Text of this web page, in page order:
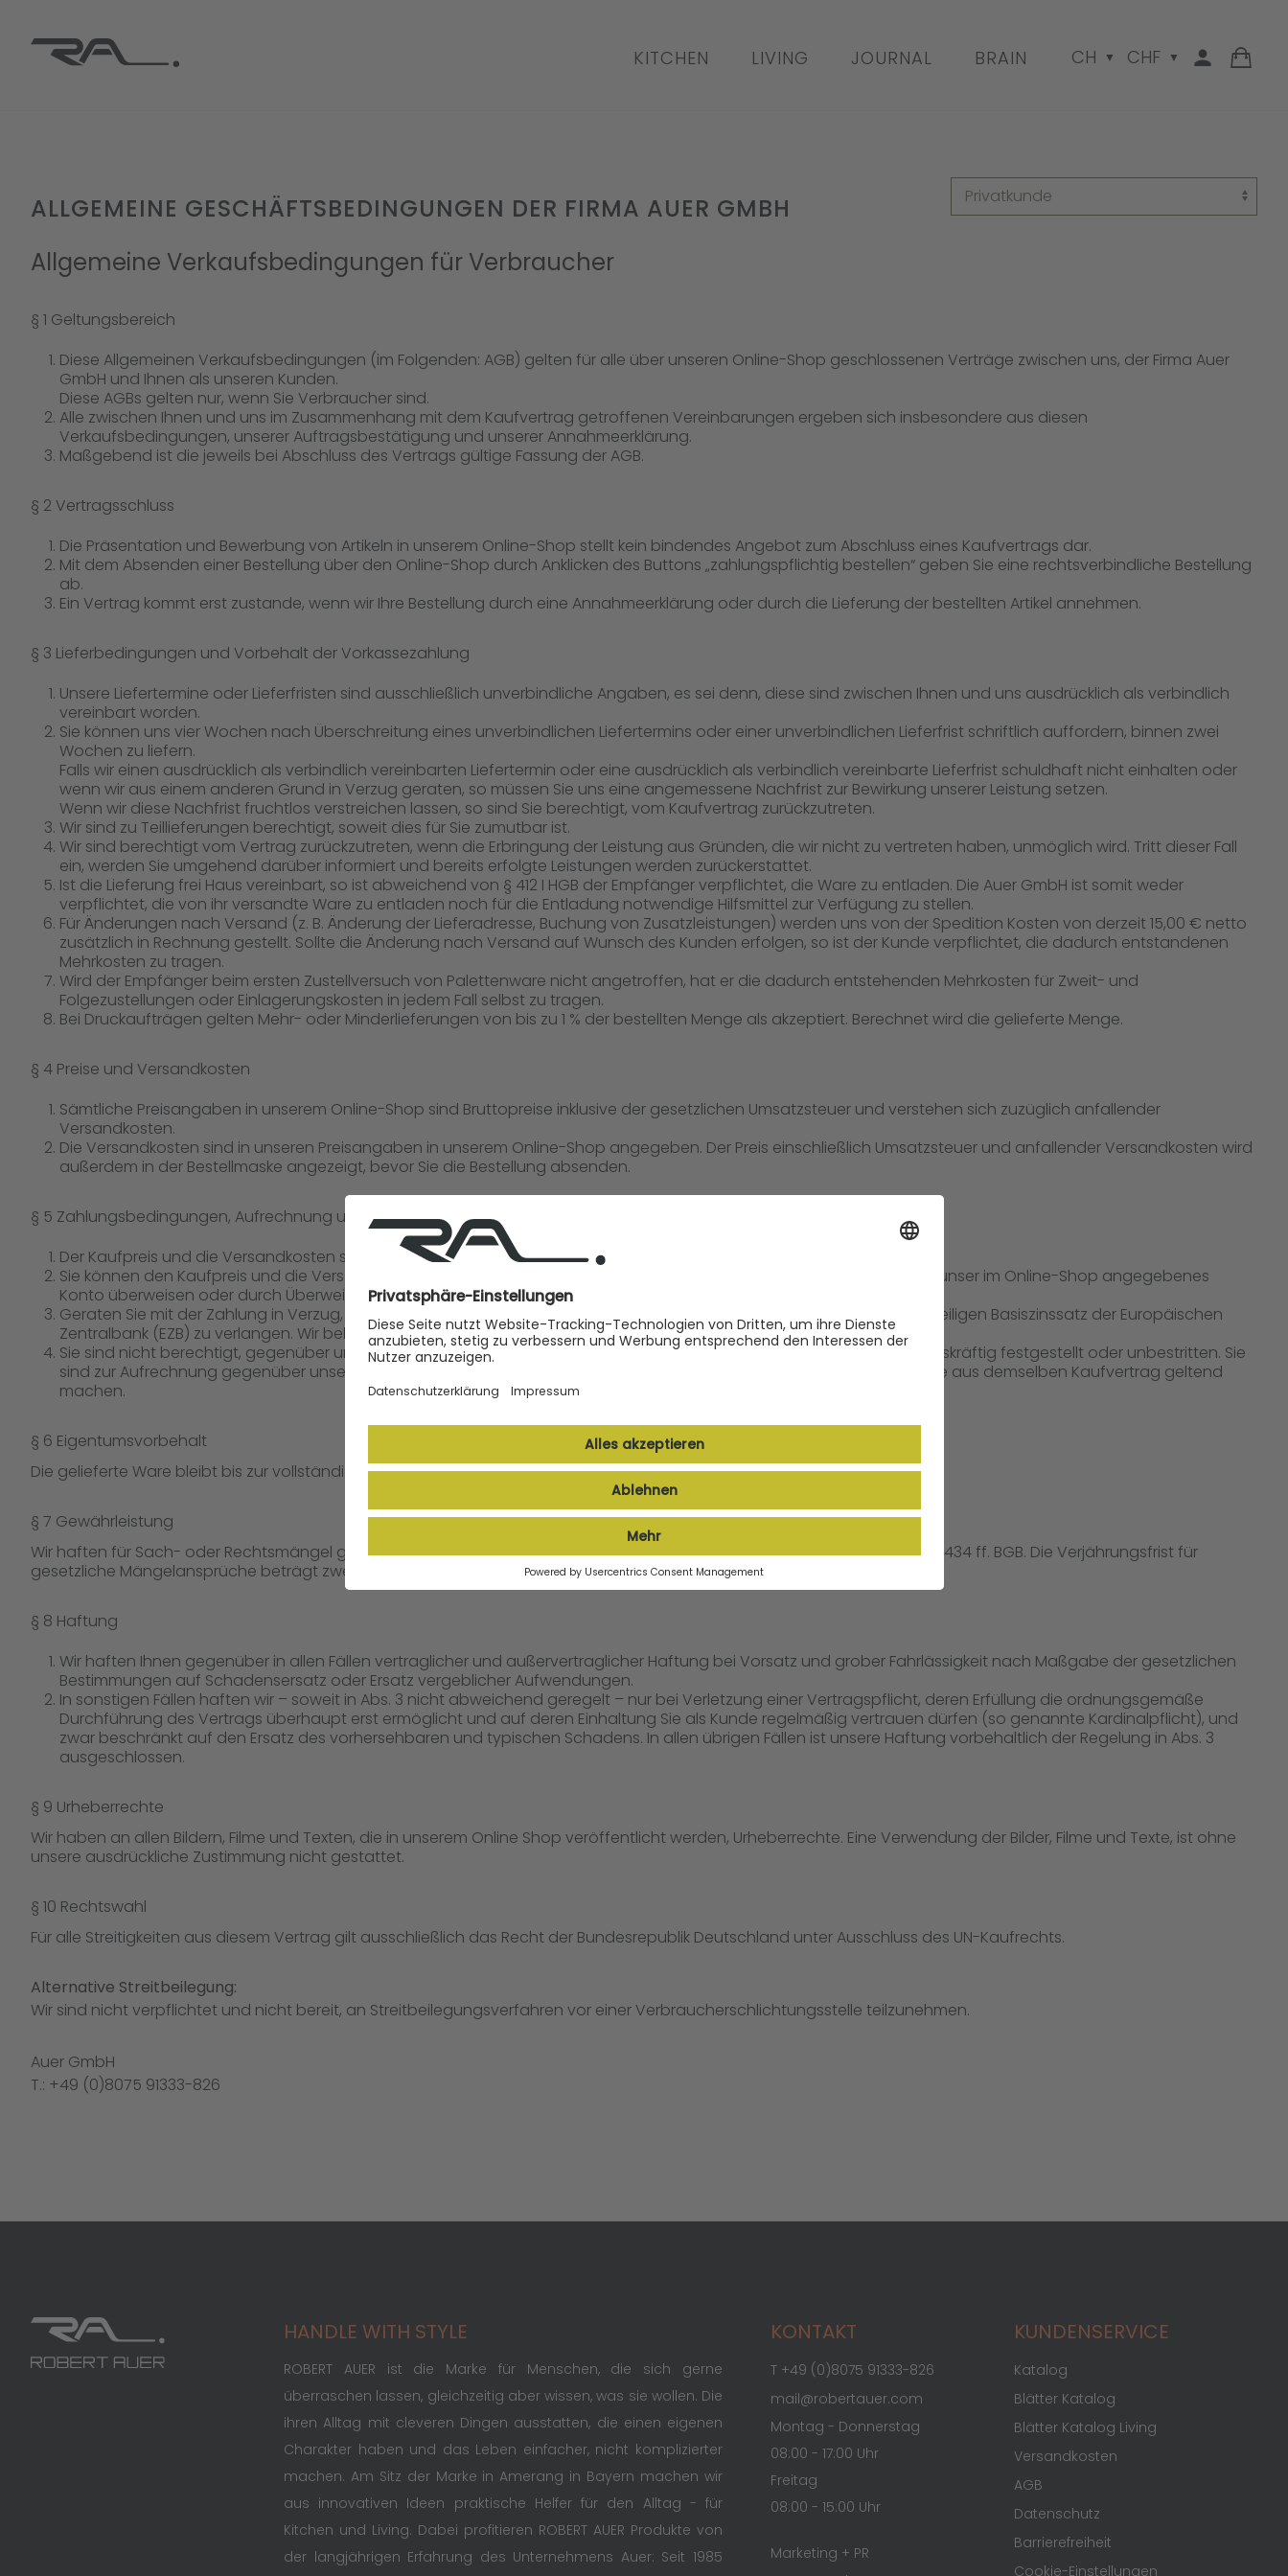
KITCHEN LIVING JOURNAL BRAIN CH CHF
ALLGEMEINE GESCHÄFTSBEDINGUNGEN DER FIRMA AUER GMBH
Allgemeine Verkaufsbedingungen für Verbraucher
§ 1 Geltungsbereich
Diese Allgemeinen Verkaufsbedingungen (im Folgenden: AGB) gelten für alle über unseren Online-Shop geschlossenen Verträge zwischen uns, der Firma Auer
GmbH und Ihnen als unseren Kunden.
Diese AGBs gelten nur, wenn Sie Verbraucher sind.
Alle zwischen Ihnen und uns im Zusammenhang mit dem Kaufvertrag getroffenen Vereinbarungen ergeben sich insbesondere aus diesen
Verkaufsbedingungen, unserer Auftragsbestätigung und unserer Annahmeerklärung.
Maßgebend ist die jeweils bei Abschluss des Vertrags gültige Fassung der AGB.
§ 2 Vertragsschluss
Die Präsentation und Bewerbung von Artikeln in unserem Online-Shop stellt kein bindendes Angebot zum Abschluss eines Kaufvertrags dar.
Mit dem Absenden einer Bestellung über den Online-Shop durch Anklicken des Buttons „zahlungspflichtig bestellen“ geben Sie eine rechtsverbindliche Bestellung
ab.
Ein Vertrag kommt erst zustande, wenn wir Ihre Bestellung durch eine Annahmeerklärung oder durch die Lieferung der bestellten Artikel annehmen.
§ 3 Lieferbedingungen und Vorbehalt der Vorkassezahlung
Unsere Liefertermine oder Lieferfristen sind ausschließlich unverbindliche Angaben, es sei denn, diese sind zwischen Ihnen und uns ausdrücklich als verbindlich
vereinbart worden.
Sie können uns vier Wochen nach Überschreitung eines unverbindlichen Liefertermins oder einer unverbindlichen Lieferfrist schriftlich auffordern, binnen zwei
Wochen zu liefern.
Falls wir einen ausdrücklich als verbindlich vereinbarten Liefertermin oder eine ausdrücklich als verbindlich vereinbarte Lieferfrist schuldhaft nicht einhalten oder
wenn wir aus einem anderen Grund in Verzug geraten, so müssen Sie uns eine angemessene Nachfrist zur Bewirkung unserer Leistung setzen.
Wenn wir diese Nachfrist fruchtlos verstreichen lassen, so sind Sie berechtigt, vom Kaufvertrag zurückzutreten.
Wir sind zu Teillieferungen berechtigt, soweit dies für Sie zumutbar ist.
Wir sind berechtigt vom Vertrag zurückzutreten, wenn die Erbringung der Leistung aus Gründen, die wir nicht zu vertreten haben, unmöglich wird. Tritt dieser Fall
ein, werden Sie umgehend darüber informiert und bereits erfolgte Leistungen werden zurückerstattet.
Ist die Lieferung frei Haus vereinbart, so ist abweichend von § 412 I HGB der Empfänger verpflichtet, die Ware zu entladen. Die Auer GmbH ist somit weder
verpflichtet, die von ihr versandte Ware zu entladen noch für die Entladung notwendige Hilfsmittel zur Verfügung zu stellen.
Für Änderungen nach Versand (z. B. Änderung der Lieferadresse, Buchung von Zusatzleistungen) werden uns von der Spedition Kosten von derzeit 15,00 € netto
zusätzlich in Rechnung gestellt. Sollte die Änderung nach Versand auf Wunsch des Kunden erfolgen, so ist der Kunde verpflichtet, die dadurch entstandenen
Mehrkosten zu tragen.
Wird der Empfänger beim ersten Zustellversuch von Palettenware nicht angetroffen, hat er die dadurch entstehenden Mehrkosten für Zweit- und
Folgezustellungen oder Einlagerungskosten in jedem Fall selbst zu tragen.
Bei Druckaufträgen gelten Mehr- oder Minderlieferungen von bis zu 1 % der bestellten Menge als akzeptiert. Berechnet wird die gelieferte Menge.
§ 4 Preise und Versandkosten
Sämtliche Preisangaben in unserem Online-Shop sind Bruttopreise inklusive der gesetzlichen Umsatzsteuer und verstehen sich zuzüglich anfallender
Versandkosten.
Die Versandkosten sind in unseren Preisangaben in unserem Online-Shop angegeben. Der Preis einschließlich Umsatzsteuer und anfallender Versandkosten wird
außerdem in der Bestellmaske angezeigt, bevor Sie die Bestellung absenden.
§ 5 Zahlungsbedingungen, Aufrechnung und Zurückbehaltungsrecht
Der Kaufpreis und die Versandkosten sind spätestens binnen zwei Wochen ab Zugang unserer Rechnung zu bezahlen.
Sie können den Kaufpreis und die Versandkosten nach Ihrer Wahl entweder per Vorkasse durch Banküberweisung auf unser im Online-Shop angegebenes
Konto überweisen oder durch Überweisung der Rechnung nach Lieferung begleichen.
Geraten Sie mit der Zahlung in Verzug, so sind wir berechtigt, ab diesem Zeitpunkt Zinsen in Höhe von 5% über dem jeweiligen Basiszinssatz der Europäischen
Zentralbank (EZB) zu verlangen. Wir behalten uns insoweit vor, einen höheren Schaden nachzuweisen.
Sie sind nicht berechtigt, gegenüber unseren Forderungen aufzurechnen, es sei denn, Ihre Gegenansprüche sind rechtskräftig festgestellt oder unbestritten. Sie
sind zur Aufrechnung gegenüber unseren Forderungen auch berechtigt, wenn Sie Mängelrügen oder Gegenansprüche aus demselben Kaufvertrag geltend
machen.
§ 6 Eigentumsvorbehalt
Die gelieferte Ware bleibt bis zur vollständigen Bezahlung des Kaufpreises in unserem Eigentum.
§ 7 Gewährleistung
Wir haften für Sach- oder Rechtsmängel gelieferter Artikel nach den geltenden gesetzlichen Vorschriften, insbesondere §§ 434 ff. BGB. Die Verjährungsfrist für
gesetzliche Mängelansprüche beträgt zwei Jahre und beginnt mit der Ablieferung der Ware.
§ 8 Haftung
Wir haften Ihnen gegenüber in allen Fällen vertraglicher und außervertraglicher Haftung bei Vorsatz und grober Fahrlässigkeit nach Maßgabe der gesetzlichen
Bestimmungen auf Schadensersatz oder Ersatz vergeblicher Aufwendungen.
In sonstigen Fällen haften wir – soweit in Abs. 3 nicht abweichend geregelt – nur bei Verletzung einer Vertragspflicht, deren Erfüllung die ordnungsgemäße
Durchführung des Vertrags überhaupt erst ermöglicht und auf deren Einhaltung Sie als Kunde regelmäßig vertrauen dürfen (so genannte Kardinalpflicht), und
zwar beschränkt auf den Ersatz des vorhersehbaren und typischen Schadens. In allen übrigen Fällen ist unsere Haftung vorbehaltlich der Regelung in Abs. 3
ausgeschlossen.
§ 9 Urheberrechte
Wir haben an allen Bildern, Filme und Texten, die in unserem Online Shop veröffentlicht werden, Urheberrechte. Eine Verwendung der Bilder, Filme und Texte, ist ohne
unsere ausdrückliche Zustimmung nicht gestattet.
§ 10 Rechtswahl
Für alle Streitigkeiten aus diesem Vertrag gilt ausschließlich das Recht der Bundesrepublik Deutschland unter Ausschluss des UN-Kaufrechts.
Alternative Streitbeilegung:
Wir sind nicht verpflichtet und nicht bereit, an Streitbeilegungsverfahren vor einer Verbraucherschlichtungsstelle teilzunehmen.
Auer GmbH
T.: +49 (0)8075 91333-826
HANDLE WITH STYLE
ROBERT AUER ist die Marke für Menschen, die sich gerne
überraschen lassen, gleichzeitig aber wissen, was sie wollen. Die
ihren Alltag mit cleveren Dingen ausstatten, die einen eigenen
Charakter haben und das Leben einfacher, nicht komplizierter
machen. Am Sitz der Marke in Amerang in Bayern machen wir
aus innovativen Ideen praktische Helfer für den Alltag - für
Kitchen und Living. Dabei profitieren ROBERT AUER Produkte von
der langjährigen Erfahrung des Unternehmens Auer: Seit 1985
KONTAKT
T +49 (0)8075 91333-826
mail@robertauer.com
Montag - Donnerstag
08:00 - 17:00 Uhr
Freitag
08:00 - 15:00 Uhr
Marketing + PR
KUNDENSERVICE
Katalog
Blätter Katalog
Blätter Katalog Living
Versandkosten
AGB
Datenschutz
Barrierefreiheit
Cookie-Einstellungen